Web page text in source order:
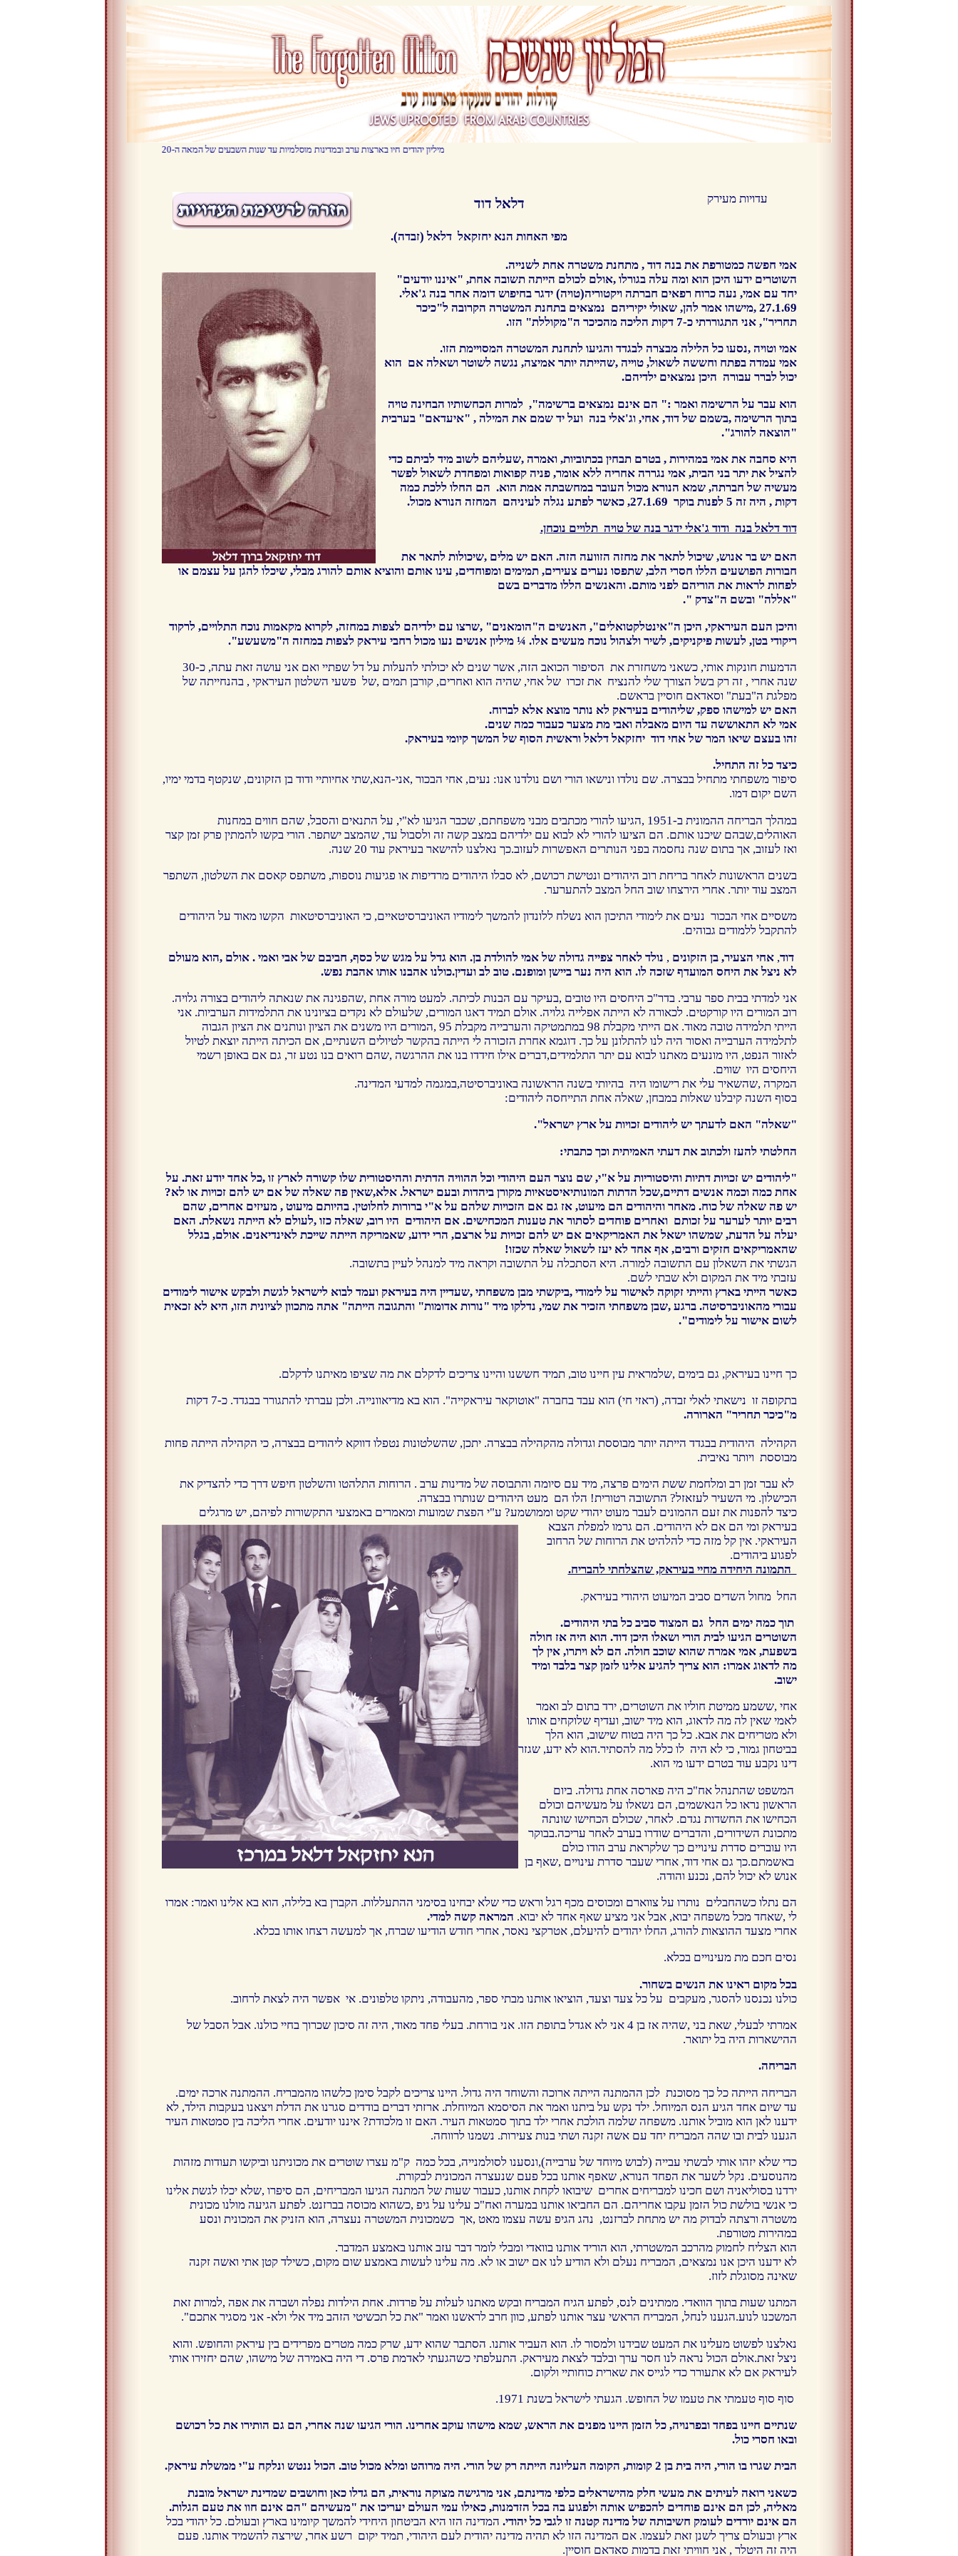
? מיליון יהודים חיו בארצות ערב ובמדינות מוסלמיות עד שנות השבעים של המאה ה-20 . מדינות אלו רוקנו את ארצותיהן מאזרחיהם היהודים. היכן הם ומה עלה בגורלם
דלאל דוד עדויות מעירק
מפי האחות הנא יחזקאל דלאל (זבדה).
אמי חפשה כמטורפת את בנה דוד , מתחנת משטרה אחת לשנייה.
השוטרים ידעו היכן הוא ומה עלה בגורלו ,אולם לכולם הייתה תשובה אחת, "איננו יודעים"
יחד עם אמי, נעה כרוח רפאים חברתה ויקטוריה(טויה) ידגר בחיפוש דומה אחר בנה ג'אלי.
27.1.69 ,מישהו אמר להן, שאולי יקיריהם נמצאים בתחנת המשטרה הקרובה ל"כיכר
תחריר", אני התגוררתי כ-7 דקות הליכה מהכיכר ה"מקוללת" הזו.
אמי וטויה ,נסעו כל הלילה מבצרה לבגדד והגיעו לתחנת המשטרה המסויימת הזו.
אמי עמדה בפתח וחששה לשאול, טוייה ,שהייתה יותר אמיצה, נגשה לשוטר ושאלה אם הוא
יכול לברר עבורה היכן נמצאים ילדיהם.
הוא עבר על הרשימה ואמר :" הם אינם נמצאים ברשימה", למרות הכחשותיו הבחינה טויה
בתוך הרשימה ,בשמם של דוד, אחי, וג'אלי בנה ועל יד שמם את המילה , "איעדאם" בערבית
"הוצאה להורג".
היא סחבה את אמי במהירות , בטרם תבחין בכתוביות, ואמרה ,שעליהם לשוב מיד לביתם כדי
להציל את יתר בני הבית, אמי נגררה אחריה ללא אומר, פניה קפואות ומפחדת לשאול לפשר
מעשיה של חברתה, שמא הנורא מכול העובר במחשבתה אמת הוא. הם החלו ללכת כמה
דקות , היה זה 5 לפנות בוקר 27.1.69, כאשר לפתע נגלה לעיניהם המחזה הנורא מכול.
דוד דלאל בנה ודוד ג'אלי ידגר בנה של טויה תלויים נוכחן.
האם יש בר אנוש, שיכול לתאר את מחזה הזוועה הזה. האם יש מלים ,שיכולות לתאר את
חבורות הפושעים הללו חסרי הלב, שתפסו נערים צעירים, תמימים ומפוחדים, עינו אותם והוציא אותם להורג מבלי, שיכלו להגן על עצמם או
לפחות לראות את הוריהם לפני מותם. והאנשים הללו מדברים בשם
"אללה" ובשם ה"צדק ".
והיכן העם העיראקי, היכן ה"אינטלקטואלים", האנשים ה"הומאנים" ,שרצו עם ילדיהם לצפות במחזה, לקרוא מקאמות נוכח התלויים, לרקוד
ריקודי בטן, לעשות פיקניקים, לשיר ולצהול נוכח מעשים אלו. ¼ מיליון אנשים נעו מכול רחבי עיראק לצפות במחזה ה"משעשע".
הדמעות חונקות אותי, כשאני משחזרת את הסיפור הכואב הזה, אשר שנים לא יכולתי להעלות על דל שפתיי ואם אני עושה זאת עתה, כ-30
שנה אחרי , זה רק בשל הצורך שלי להנציח את זכרו של אחי, שהיה הוא ואחרים, קורבן תמים ,של פשעי השלטון העיראקי , בהנחייתה של
מפלגת ה"בעת" וסאדאם חוסיין בראשם.
האם יש למישהו ספק, שליהודים בעיראק לא נותר מוצא אלא לברוח.
אמי לא התאוששה עד היום מאבלה ואבי מת מצער כעבור כמה שנים.
זהו בעצם שיאו המר של אחי דוד יחזקאל דלאל וראשית הסוף של המשך קיומי בעיראק.
כיצד כל זה התחיל.
סיפור משפחתי מתחיל בבצרה. שם נולדו ונישאו הורי ושם נולדנו אנו: נעים, אחי הבכור ,אני-הנא,שתי אחיותיי ודוד בן הזקונים, שנקטף בדמי ימיו,
השם יקום דמו.
במהלך הבריחה ההמונית ב-1951 ,הגיעו להורי מכתבים מבני משפחתם, שכבר הגיעו לא"י, על התנאים והסבל, שהם חווים במחנות
האוהלים,שבהם שיכנו אותם. הם הציעו להורי לא לבוא עם ילדיהם במצב קשה זה ולסבול עד, שהמצב ישתפר. הורי בקשו להמתין פרק זמן קצר
ואז לעזוב, אך בתום שנה נחסמה בפני הנותרים האפשרות לעזוב.כך נאלצנו להישאר בעיראק עוד 20 שנה.
בשנים הראשונות לאחר בריחת רוב היהודים ונטישת רכושם, לא סבלו היהודים מרדיפות או פגיעות נוספות, משתפס קאסם את השלטון, השתפר
המצב עוד יותר. אחרי הירצחו שוב החל המצב להתערער.
משסיים אחי הבכור נעים את לימודי התיכון הוא נשלח ללונדון להמשך לימודיו האוניברסיטאיים, כי האוניברסיטאות הקשו מאוד על היהודים
להתקבל ללמודים גבוהים.
דוד,אחי הצעיר, בן הזקונים , נולד לאחר צפייה גדולה של אמי להולדת בן. הוא גדל על מגש של כסף, חביבם של אבי ואמי . אולם ,הוא מעולם
לא ניצל את היחס המועדף שזכה לו. הוא היה נער ביישן ומופנם. טוב לב ועדין.כולנו אהבנו אותו אהבת נפש.
אני למדתי בבית ספר ערבי. בדר"כ היחסים היו טובים ,בעיקר עם הבנות לכיתה. למעט מורה אחת ,שהפגינה את שנאתה ליהודים בצורה גלויה.
רוב המורים היו קורקטים. לכאורה לא הייתה אפלייה גלויה. אולם תמיד דאגו המורים, שלעולם לא נקדים בציונינו את התלמידות הערביות. אני
הייתי תלמידה טובה מאוד. אם הייתי מקבלת 98 במתמטיקה והערבייה מקבלת 95 ,המורים היו משנים את הציון ונותנים את הציון הגבוה
לתלמידה הערבייה ואסור היה לנו להתלונן על כך. דוגמא אחרת הזכורה לי הייתה בהקשר לטיולים השנתיים, אם הכיתה הייתה יוצאת לטיול
לאזור הנפט, היו מונעים מאתנו לבוא עם יתר התלמידים,דברים אילו חידדו בנו את ההרגשה ,שהם רואים בנו נטע זר, גם אם באופן רשמי
היחסים היו שווים.
המקרה ,שהשאיר עלי את רישומו היה בהיותי בשנה הראשונה באוניברסיטה,במגמה למדעי המדינה.
בסוף השנה קיבלנו שאלות במבחן, שאלה אחת התייחסה ליהודים:
"שאלה" האם לדעתך יש ליהודים זכויות על ארץ ישראל".
החלטתי להעז ולכתוב את דעתי האמיתית וכך כתבתי:
"ליהודים יש זכויות דתיות והיסטוריות על א"י, שם נוצר העם היהודי וכל ההוויה הדתית וההיסטורית שלו קשורה לארץ זו ,כל אחד יודע זאת. על
אחת כמה וכמה אנשים דתיים,שכל הדתות המונותיאיסטאיות מקורן ביהדות ובעם ישראל. אלא,שאין פה שאלה של אם יש להם זכויות או לא?
יש פה שאלה של כוח. מאחר והיהודים הם מיעוט, אז גם אם הזכויות שלהם על א"י ברורות לחלוטין. בהיותם מיעוט , מעיזים אחרים, שהם
רבים יותר לערער על זכותם ואחרים פוחדים לסתור את טענות המכחישים. אם היהודים היו רוב, שאלה כזו ,לעולם לא הייתה נשאלת. האם
יעלה על הדעת, שמשהו ישאל את האמריקאים אם יש להם זכויות על ארצם, הרי ידוע, שאמריקה הייתה שייכת לאינדיאנים. אולם, בגלל
שהאמריקאים חזקים ורבים, אף אחד לא יעז לשאול שאלה שכזו!
הגשתי את השאלון עם התשובה למורה. היא הסתכלה על התשובה וקראה מיד למנהל לעיין בתשובה.
עזבתי מיד את המקום ולא שבתי לשם.
כאשר הייתי בארץ והייתי זקוקה לאישור על לימודי ,ביקשתי מבן משפחתי ,שעדיין היה בעיראק ועמד לבוא לישראל לגשת ולבקש אישור לימודים
עבורי מהאוניברסיטה. ברגע ,שבן משפחתי הזכיר את שמי, נדלקו מיד "נורות אדומות" והתגובה הייתה" אתה מתכוון לציונית הזו, היא לא זכאית
לשום אישור על לימודים".
כך חיינו בעיראק, גם בימים ,שלמראית עין חיינו טוב, תמיד חששנו והיינו צריכים לדקלם את מה שציפו מאיתנו לדקלם.
בתקופה זו נישאתי לאלי זבדה, (ראזי חי) הוא עבד בחברה "אוטוקאר עיראקייה". הוא בא מדיאוונייה. ולכן עברתי להתגורר בבגדד. כ-7 דקות
מ"כיכר תחריר" הארורה.
הקהילה היהודית בבגדד הייתה יותר מבוססת וגדולה מהקהילה בבצרה. יתכן, שהשלטונות נטפלו דווקא ליהודים בבצרה, כי הקהילה הייתה פחות
מבוססת ויותר נאיבית.
לא עבר זמן רב ומלחמת ששת הימים פרצה, מיד עם סיומה והתבוסה של מדינות ערב . הרוחות התלהטו והשלטון חיפש דרך כדי להצדיק את
הכישלון. מי השעיר לעזאזל? התשובה רטורית! הלו הם מעט היהודים שנותרו בבצרה.
כיצד להפנות את זעם ההמונים לעבר מעוט יהודי שקט וממושמע? ע"י הפצת שמועות ומאמרים באמצעי התקשורות לפיהם, יש מרגלים
בעיראק ומי הם אם לא היהודים. הם גרמו למפלת הצבא
העיראקי. אין קל מזה כדי להלהיט את הרוחות של הרחוב
לפגוע ביהודים.
התמונה היחידה מחיי בעיראק, שהצלחתי להבריח.
החל מחול השדים סביב המיעוט היהודי בעיראק.
תוך כמה ימים החל גם המצוד סביב כל בתי היהודים.
השוטרים הגיעו לבית הורי ושאלו היכן דוד. הוא היה אז חולה
בשפעת, אמי אמרה שהוא שוכב חולה. הם לא ויתרו, אין לך
מה לדאוג אמרו: הוא צריך להגיע אלינו לזמן קצר בלבד ומיד
ישוב.
אחי ,ששמע ממיטת חוליו את השוטרים, ירד בתום לב ואמר
לאמי שאין לה מה לדאוג, הוא מיד ישוב, ועדיף שלוקחים אותו
ולא מטריחים את אבא. כל כך היה בטוח שישוב, הוא הלך
בביטחון גמור, כי לא היה לו כלל מה להסתיר.הוא לא ידע, שגזר
דינו נקבע עוד בטרם ידעו מי הוא.
המשפט שהתנהל אח"כ היה פארסה אחת גדולה. ביום
הראשון נראו כל הנאשמים, הם נשאלו על מעשיהם וכולם
הכחישו את החשדות נגדם. לאחר, שכולם הכחישו שונתה
מתכונת השידורים, והדברים שודרו בערב לאחר עריכה.בבוקר
היו עוברים סדרת עינויים כך שלקראת ערב הודו כולם
באשמתם.כך גם אחי דוד, אחרי שעבר סדרת עינויים ,שאף בן
אנוש לא יכול להם, נכנע והודה.
הם נתלו כשהחבלים נותרו על צווארם ומכוסים מכף רגל וראש כדי שלא יבחינו בסימני ההתעללות. הקברן בא בלילה, הוא בא אלינו ואמר: אמרו
לי ,שאחד מכל משפחה יבוא, אבל אני מציע שאף אחד לא יבוא. המראה קשה למדי.
אחרי מצעד ההוצאות להורג, החלו יהודים להיעלם, אטרקצי נאסר, אחרי חודש הודיעו שברח, אך למעשה רצחו אותו בכלא.
נסים חכם מת מעינויים בכלא.
בכל מקום ראינו את הנשים בשחור.
כולנו נכנסנו להסגר, מעקבים על כל צעד וצעד, הוציאו אותנו מבתי ספר, מהעבודה, ניתקו טלפונים. אי אפשר היה לצאת לרחוב.
אמרתי לבעלי, שאת בני ,שהיה אז בן 4 אני לא אגדל בתופת הזו. אני בורחת. בעלי פחד מאוד, היה זה סיכון שכרוך בחיי כולנו. אבל הסבל של
ההישארות היה בל יתואר.
הבריחה.
הבריחה הייתה כל כך מסוכנת לכן ההמתנה הייתה ארוכה והשוחד היה גדול. היינו צריכים לקבל סימן כלשהו מהמבריח. ההמתנה ארכה ימים.
עד שיום אחד הגיע הנס המיוחל. ילד נקש על ביתנו ואמר את הסיסמא המיוחלת. ארזתי דברים בודדים סגרנו את הדלת ויצאנו בעקבות הילד, לא
ידענו לאן הוא מוביל אותנו. משפחה שלמה הולכת אחרי ילד בתוך סמטאות העיר. האם זו מלכודת? איננו יודעים. אחרי הליכה בין סמטאות העיר
הגענו לבית ובו שהה המבריח יחד עם אשה זקנה ושתי בנות צעירות. נשמנו לרווחה.
כדי שלא יזהו אותי לבשתי עבייה (לבוש מיוחד של ערבייה),ונסענו לסולמנייה, בכל כמה ק"מ עצרו שוטרים את מכוניתנו וביקשו תעודות מזהות
מהנוסעים. נקל לשער את הפחד הנורא, שאפף אותנו בכל פעם שנעצרה המכונית לבקורת.
ירדנו בסוליאניה ושם חכינו למבריחים אחרים שיבואו לקחת אותנו, כעבור שעות של המתנה הגיעו המבריחים, הם סיפרו ,שלא יכלו לגשת אלינו
כי אנשי בולשת כול הזמן עקבו אחריהם. הם החביאו אותנו במערה ואח"כ עלינו על גיפ ,כשהוא מכוסה בברזנט. לפתע הגיעה מולנו מכונית
משטרה ורצתה לבדוק מה יש מתחת לברזנט, נהג הגיפ עשה עצמו מאט ,אך כשמכונית המשטרה נעצרה, הוא הזניק את המכונית ונסע
במהירות מטורפת.
הוא הצליח לחמוק מהרכב המשטרתי, הוא הוריד אותנו בוואדי ומבלי לומר דבר עזב אותנו באמצע המדבר.
לא ידענו היכן אנו נמצאים, המבריח נעלם ולא הודיע לנו אם ישוב או לא. מה עלינו לעשות באמצע שום מקום, כשילד קטן אתי ואשה זקנה
שאינה מסוגלת לזוז.
המתנו שעות בתוך הוואדי. ממתינים לנס, לפתע הגיח המבריח ובקש מאתנו לעלות על פרדות. אחת הילדות נפלה ושברה את אפה ,למרות זאת
המשכנו לנוע.הגענו לנחל, המבריח הראשי עצר אותנו לפתע, כוון חרב לראשנו ואמר "את כל תכשיטי הזהב מיד אלי ולא- אני מסגיר אתכם".
נאלצנו לפשוט מעלינו את המעט שבידנו ולמסור לו. הוא העביר אותנו. הסתבר שהוא ידע, שרק כמה מטרים מפרידים בין עיראק והחופש. והוא
ניצל זאת.אולם הכול נראה לנו חסר ערך ובלבד לצאת מעיראק. התעלפתי כשהגעתי לאדמת פרס. די היה באמירה של מישהו, שהם יחזירו אותי
לעיראק אם לא אתעורר כדי לגייס את שארית כוחותיי ולקום.
סוף סוף טעמתי את טעמו של החופש. הגעתי לישראל בשנת 1971.
שנתיים חיינו בפחד ובפרנויה, כל הזמן היינו מפנים את הראש, שמא מישהו עוקב אחרינו. הורי הגיעו שנה אחרי, הם גם הותירו את כל רכושם
ובאו חסרי כול.
הבית שגרו בו הורי, היה בית בן 2 קומות, הקומה העליונה הייתה רק של הורי. היה מרוהט ומלא מכול טוב. הכול ננטש ונלקח ע"י ממשלת עיראק.
כשאני רואה לעיתים את מעשי חלק מהישראלים כלפי מדינתם, אני מרגישה מצוקה נוראית, הם גדלו כאן וחושבים שמדינת ישראל מובנת
מאליה, לכן הם אינם פוחדים להכפיש אותה ולפגוע בה בכל הזדמנות, כאילו עמי העולם יעריכו את "מעשיהם "הם אינם חוו את טעם הגלות.
הם אינם יורדים לעומק חשיבותה של מדינה קטנה זו לגבי כל יהודי. המדינה הזו היא הביטחון היחידי להמשך קיומינו בארץ ובעולם. כל יהודי בכל
ארץ ובעולם צריך לשנן זאת לעצמו. אם המדינה הזו לא תהיה מדינה יהודית לעם היהודי, תמיד יקום רשע אחר, שירצה להשמיד אותנו. פעם
היה זה היטלר , אני חוויתי זאת בדמות סאדאם חוסיין.